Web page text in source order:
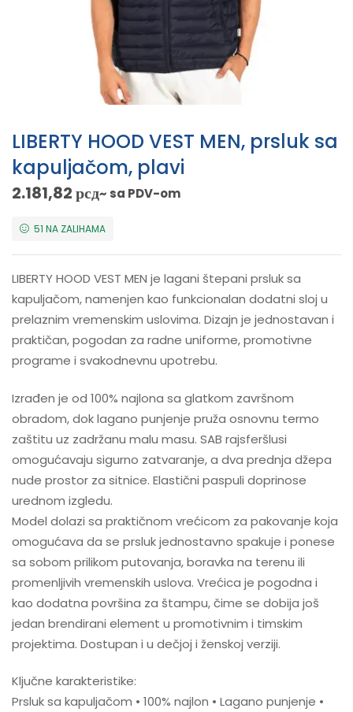
LIBERTY HOOD VEST MEN, prsluk sa
kapuljačom, plavi
2.181,82рсд~ sa PDV-om
51 NA ZALIHAMA
LIBERTY HOOD VEST MEN je lagani štepani prsluk sa
kapuljačom, namenjen kao funkcionalan dodatni sloj u
prelaznim vremenskim uslovima. Dizajn je jednostavan i
praktičan, pogodan za radne uniforme, promotivne
programe i svakodnevnu upotrebu.
Izrađen je od 100% najlona sa glatkom završnom
obradom, dok lagano punjenje pruža osnovnu termo
zaštitu uz zadržanu malu masu. SAB rajsferšlusi
omogućavaju sigurno zatvaranje, a dva prednja džepa
nude prostor za sitnice. Elastični paspuli doprinose
urednom izgledu.
Model dolazi sa praktičnom vrećicom za pakovanje koja
omogućava da se prsluk jednostavno spakuje i ponese
sa sobom prilikom putovanja, boravka na terenu ili
promenljivih vremenskih uslova. Vrećica je pogodna i
kao dodatna površina za štampu, čime se dobija još
jedan brendirani element u promotivnim i timskim
projektima. Dostupan i u dečjoj i ženskoj verziji.
Ključne karakteristike:
Prsluk sa kapuljačom • 100% najlon • Lagano punjenje •